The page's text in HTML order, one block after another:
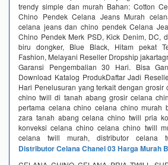
trendy simple dan murah Bahan: Cotton
Chino Pendek Celana Jeans Murah
celana jeans dan chino pendek Celana
Chino Pendek Merk PSD, Kick Denim, DC,
biru dongker, Blue Black, Hitam pekat
Fashion, Melayani Reseller Dropship‎
Garansi Pengembalian 30 Hari. Bisa
Download Katalog ProdukDaftar Jadi
Hari Penelusuran yang terkait dengan grosir
chino twill di tanah abang grosir celana
pertama celana chino celana chino murah
zara tanah abang celana chino twill pria
konveksi celana chino celana chino twill
celana twill murah, distributor celana
Distributor Celana Chanel 03 Harga Murah